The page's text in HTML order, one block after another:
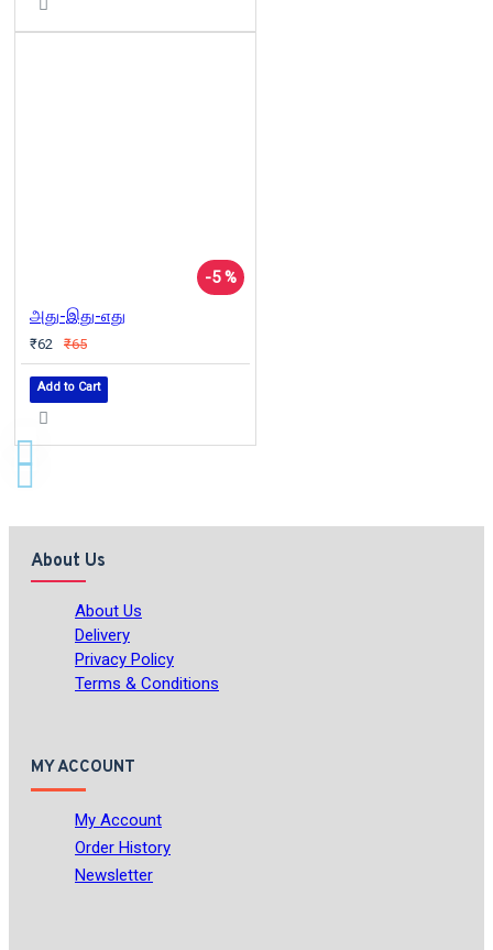
-5 %
அது-இது-எது
₹62 ₹65
Add to Cart
About Us
About Us
Delivery
Privacy Policy
Terms & Conditions
MY ACCOUNT
My Account
Order History
Newsletter